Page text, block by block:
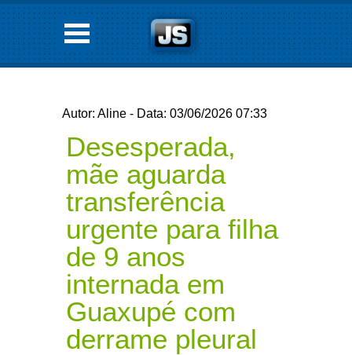
Autor: Aline - Data: 03/06/2026 07:33
Desesperada,
mãe aguarda
transferência
urgente para filha
de 9 anos
internada em
Guaxupé com
derrame pleural